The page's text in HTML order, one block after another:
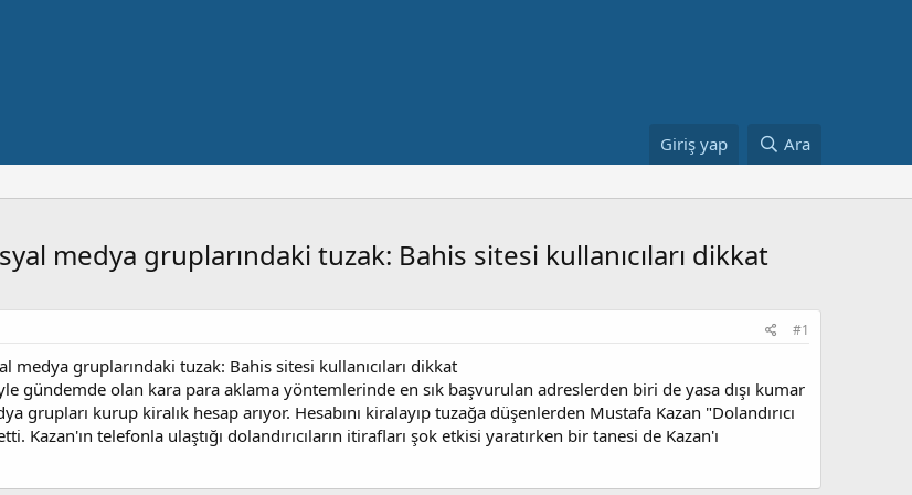
Giriş yap Ara
medya gruplarındaki tuzak: Bahis sitesi kullanıcıları dikkat
#1
medya gruplarındaki tuzak: Bahis sitesi kullanıcıları dikkat
gündemde olan kara para aklama yöntemlerinde en sık başvurulan adreslerden biri de yasa dışı kumar
grupları kurup kiralık hesap arıyor. Hesabını kiralayıp tuzağa düşenlerden Mustafa Kazan "Dolandırıcı
telefonla ulaştığı dolandırıcıların itirafları şok etkisi yaratırken bir tanesi de Kazan'ı